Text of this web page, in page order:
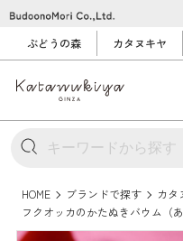
ぶどうの森 カタヌキヤ
HOME ブランドで探す
カタ
フクオッカのかたぬきバウム（あ